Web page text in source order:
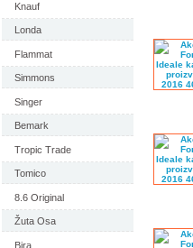
Knauf
Londa
Flammat
Simmons
Singer
Bemark
Tropic Trade
Tomico
8.6 Original
Žuta Osa
Bira